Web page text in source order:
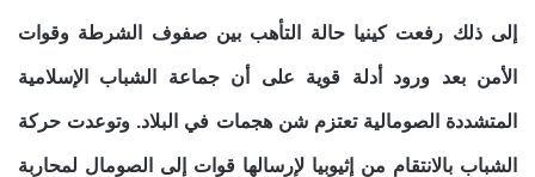
إلى ذلك رفعت كينيا حالة التأهب بين صفوف الشرطة وقوات
الأمن بعد ورود أدلة قوية على أن جماعة الشباب الإسلامية
المتشددة الصومالية تعتزم شن هجمات في البلاد. وتوعدت حركة
الشباب بالانتقام من إثيوبيا لإرسالها قوات إلى الصومال لمحاربة